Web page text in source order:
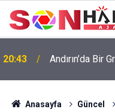
20:43 Andırın’da Bir
Anasayfa Güncel